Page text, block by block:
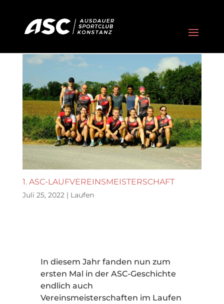
1. ASC-LAUFVEREINSMEISTERSCHAFT
Juli 25, 2022| Laufen
In diesem Jahr fanden nun zum
ersten Mal in der ASC-Geschichte
endlich auch
Vereinsmeisterschaften im Laufen